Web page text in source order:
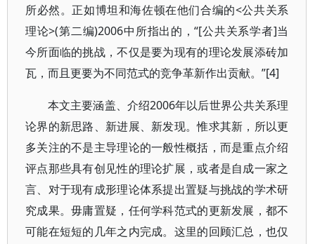
所必然。正如博坦和海佐顿在他们合编的<公共关系
理论>(第二编)2006中所指出的，“[公共关系学者]当
今所面临的挑战，不仅是要为现有的理论发展添砖加
瓦，而且更要为不同范式的竞争革新作出贡献。”[4]
本文主要涵盖、介绍2006年以后世界公共关系理
论界的新思路、新进展、新发现。惟求其新，所以更
多关注的不是主导理论的一般性概括，而是重点介绍
评点那些具有创见性的理论扩展，或者是自成一家之
言、对于现有成形理论体系提出置疑与挑战的学术研
究成果。毋庸置疑，任何学科范式的更新发展，都不
可能在短短的几年之内完成。这里的回顾汇总，也仅